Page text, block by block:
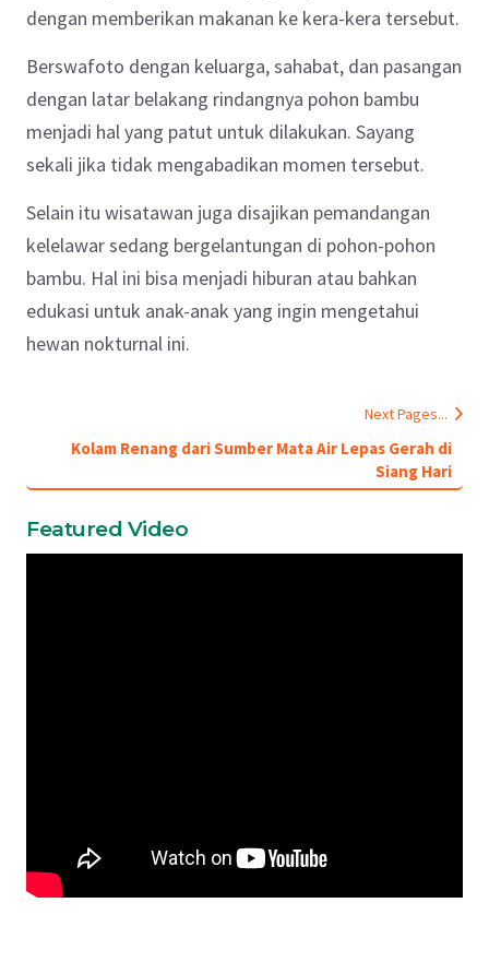
dengan memberikan makanan ke kera-kera tersebut.
Berswafoto dengan keluarga, sahabat, dan pasangan
dengan latar belakang rindangnya pohon bambu
menjadi hal yang patut untuk dilakukan. Sayang
sekali jika tidak mengabadikan momen tersebut.
Selain itu wisatawan juga disajikan pemandangan
kelelawar sedang bergelantungan di pohon-pohon
bambu. Hal ini bisa menjadi hiburan atau bahkan
edukasi untuk anak-anak yang ingin mengetahui
hewan nokturnal ini.
Next Pages...
Kolam Renang dari Sumber Mata Air Lepas Gerah di
Siang Hari
Featured Video